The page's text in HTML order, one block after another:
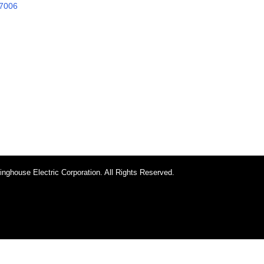
Electric Corporation. All Rights Reserved.